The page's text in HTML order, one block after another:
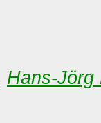
Hans-Jörg